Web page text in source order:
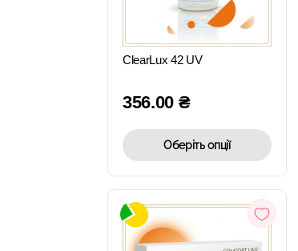
ШВИДКИЙ
ПЕРЕГЛЯД
ClearLux 42 UV
356.00 ₴
Оберіть опції